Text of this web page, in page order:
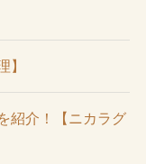
】
紹介！【ニカラグ